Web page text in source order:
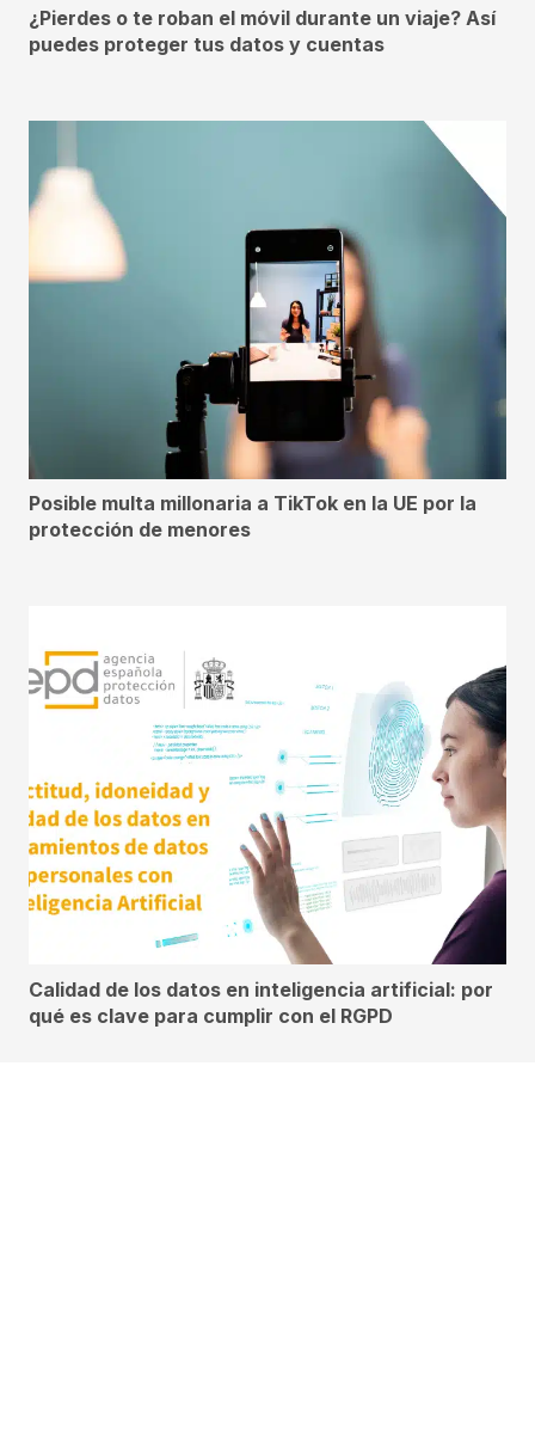
¿Pierdes o te roban el móvil durante un viaje? Así
puedes proteger tus datos y cuentas
Posible multa millonaria a TikTok en la UE por la
protección de menores
Calidad de los datos en inteligencia artificial: por
qué es clave para cumplir con el RGPD